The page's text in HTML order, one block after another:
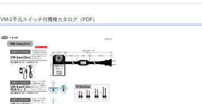
VM-1手元スイッチ付機種カタログ（PDF）